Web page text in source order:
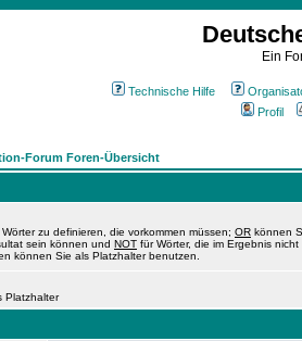
Ein
Technische Hilfe
Profil
Forum Foren-Übersicht
zu definieren, die vorkommen müssen; OR können
sein können und NOT für Wörter, die im Ergebnis nicht
können Sie als Platzhalter benutzen.
Platzhalter